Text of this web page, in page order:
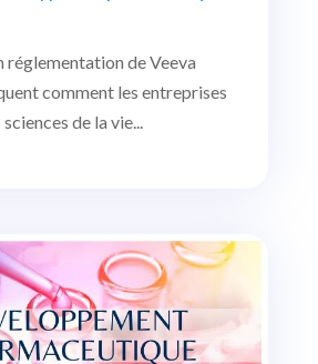
réglementation de Veeva
comment les entreprises
de la vie...